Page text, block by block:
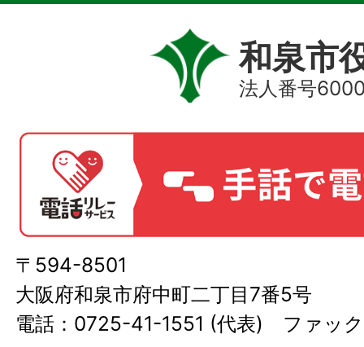
和泉市
法人番号
〒594-8501
大阪府和泉市府中町二丁目7番5号
電話：0725-41-1551 (代表) ファッ